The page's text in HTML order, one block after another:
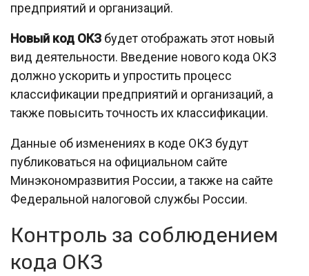
предприятий и организаций.
Новый код ОКЗ будет отображать этот новый
вид деятельности. Введение нового кода ОКЗ
должно ускорить и упростить процесс
классификации предприятий и организаций, а
также повысить точность их классификации.
Данные об изменениях в коде ОКЗ будут
публиковаться на официальном сайте
Минэкономразвития России, а также на сайте
Федеральной налоговой службы России.
Контроль за соблюдением
кода ОКЗ